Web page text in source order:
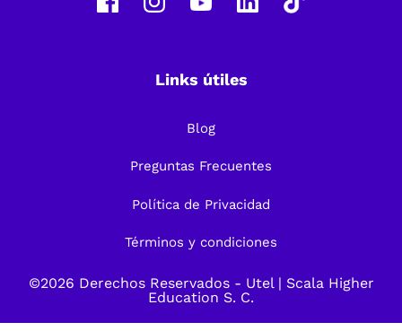
Links útiles
Blog
Preguntas Frecuentes
Política de Privacidad
Términos y condiciones
©2026 Derechos Reservados - Utel | Scala Higher
Education S. C.